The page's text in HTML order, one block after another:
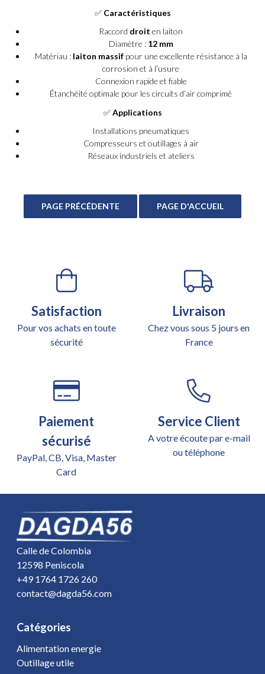
✅ Caractéristiques
Raccord droit en laiton
Diamètre : 12 mm
Matériau : laiton massifpour une excellente résistance à la
corrosion et à l’usure
Connexion rapide et fiable
Étanchéité optimale pour les circuits d’air comprimé
✅Applications
Installations pneumatiques
Compresseurs et outillages à air
Réseaux industriels et ateliers
Satisfaction
Pour vos achats en toute
sécurité
Livraison
Chez vous sous 5 jours en
France
Paiement
sécurisé
PayPal, CB, Visa, Master
Card
Service Client
A votre écoute par e-mail
ou téléphone
Calle de Colombia
12598 Peniscola
+49 1764 1726 260
contact@dagda56.com
Catégories
Alimentation energie
Outillage utile